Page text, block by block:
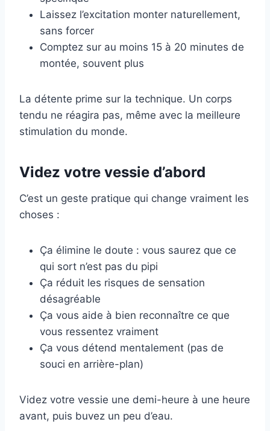
Laissez l’excitation monter naturellement,
sans forcer
Comptez sur au moins 15 à 20 minutes de
montée, souvent plus
La détente prime sur la technique. Un corps
tendu ne réagira pas, même avec la meilleure
stimulation du monde.
Videz votre vessie d’abord
C’est un geste pratique qui change vraiment les
choses :
Ça élimine le doute : vous saurez que ce
qui sort n’est pas du pipi
Ça réduit les risques de sensation
désagréable
Ça vous aide à bien reconnaître ce que
vous ressentez vraiment
Ça vous détend mentalement (pas de
souci en arrière-plan)
Videz votre vessie une demi-heure à une heure
avant, puis buvez un peu d’eau.